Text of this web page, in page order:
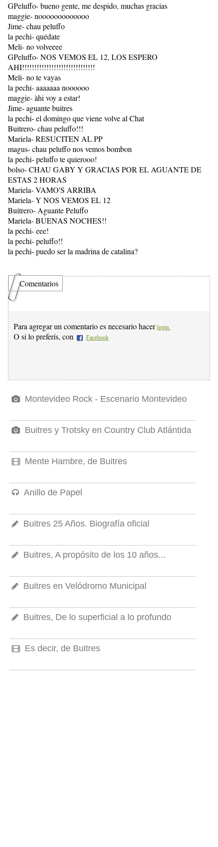
GPeluffo- bueno gente, me despido, muchas gracias
maggie- nooooooooooooo
Jime- chau peluffo
la pechi- quédate
Meli- no volveeee
GPeluffo- NOS VEMOS EL 12, LOS ESPERO
AHI!!!!!!!!!!!!!!!!!!!!!!!!!!!!!!
Meli- no te vayas
la pechi- aaaaaaa noooooo
maggie- àhi voy a estar!
Jime- aguante buitres
la pechi- el domingo que viene volve al Chat
Buitrero- chau peluffo!!!
Mariela- RESUCITEN AL PP
magus- chau peluffo nos vemos bombon
la pechi- peluffo te quierooo!
bolso- CHAU GABY Y GRACIAS POR EL AGUANTE DE
ESTAS 2 HORAS
Mariela- VAMO'S ARRIBA
Mariela- Y NOS VEMOS EL 12
Buitrero- Aguante Peluffo
Mariela- BUENAS NOCHES!!
la pechi- eee!
la pechi- peluffo!!
la pechi- puedo ser la madrina de catalina?
Comentarios
Para agregar un comentario es necesario hacer login.
O si lo preferís, con Facebook
Montevideo Rock - Escenario Montevideo
Buitres y Trotsky en Country Club Atlántida
Mente Hambre, de Buitres
Anillo de Papel
Buitres 25 Años. Biografía oficial
Buitres, A propósito de los 10 años...
Buitres en Velódromo Municipal
Buitres, De lo superficial a lo profundo
Es decir, de Buitres